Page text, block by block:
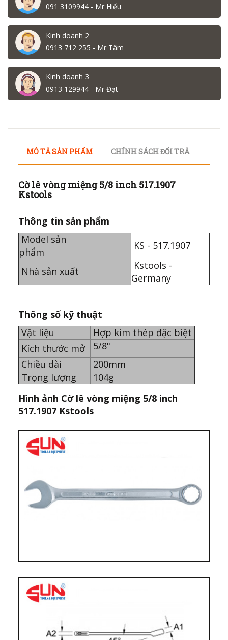
091 3109944 - Mr Hiếu
Kinh doanh 2
0913 712 255 - Mr Tâm
Kinh doanh 3
0913 129944 - Mr Đạt
MÔ TẢ SẢN PHẨM CHÍNH SÁCH ĐỔI TRẢ
Cờ lê vòng miệng 5/8 inch 517.1907
Kstools
Thông tin sản phẩm
Model sản
phẩm
KS - 517.1907
Nhà sản xuất
Kstools -
Germany
Thông số kỹ thuật
Vật liệu
Hợp kim thép đặc biệt
Kích thước mở
5/8"
Chiều dài
200mm
Trọng lượng
104g
Hình ảnh Cờ lê vòng miệng 5/8 inch
517.1907 Kstools